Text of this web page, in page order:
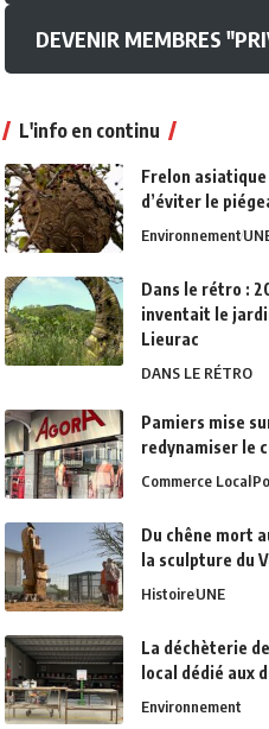
DEVENIR MEMBRES
L'info en continu
Frelon asiatique
d’éviter le
Environnement
Dans le rétro :
inventait le
Lieurac
DANS LE RÉTRO
Pamiers mise
redynamiser le
Commerce Local
Du chêne mort
la sculpture du
HistoireUNE
La déchèterie
local dédié aux
Environnement